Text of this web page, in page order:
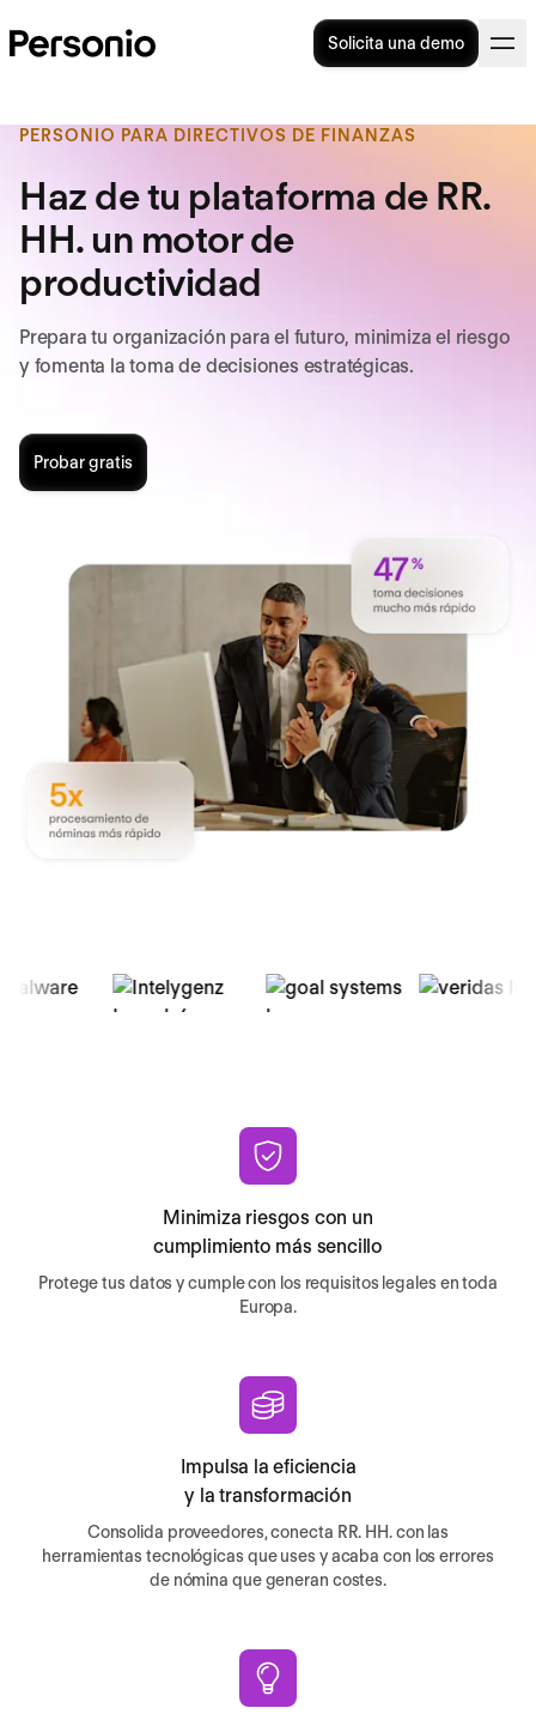
Solicita una demo
PERSONIO PARA DIRECTIVOS DE FINANZAS
Haz de tu plataforma de RR.
HH. un motor de
productividad
Prepara tu organización para el futuro, minimiza el riesgo
y fomenta la toma de decisiones estratégicas.
Probar gratis
Minimiza riesgos con un
cumplimiento más sencillo
Protege tus datos y cumple con los requisitos legales en toda
Europa.
Impulsa la eficiencia
y la transformación
Consolida proveedores, conecta RR. HH. con las
herramientas tecnológicas que uses y acaba con los errores
de nómina que generan costes.